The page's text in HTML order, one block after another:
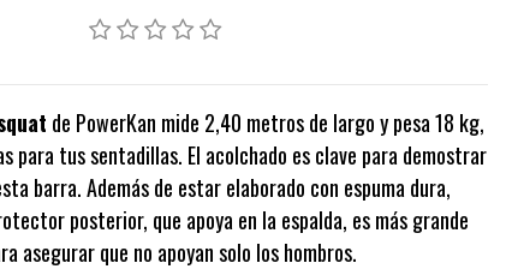
de PowerKan mide 2,40 metros de largo y pesa 18 kg,
para tus sentadillas. El acolchado es clave para demostrar
barra. Además de estar elaborado con espuma dura,
posterior, que apoya en la espalda, es más grande
asegurar que no apoyan solo los hombros.